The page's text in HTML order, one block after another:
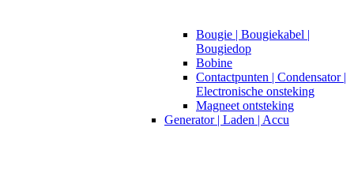
Bougie | Bougiekabel |
Bougiedop
Bobine
Contactpunten | Condensator |
Electronische onsteking
Magneet ontsteking
Generator | Laden | Accu